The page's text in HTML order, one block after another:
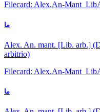
Filecard: Alex.An-
ما
Alex. An. mant. [Lib. arb.]
arbitrio)
Filecard: Alex.An-
ما